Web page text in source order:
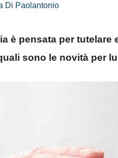
Di Paolantonio
è pensata per
sono le novità per